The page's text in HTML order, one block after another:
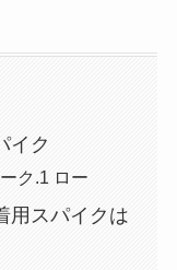
イク
ク.1 ロー
用スパイクは